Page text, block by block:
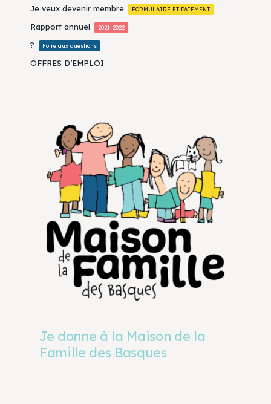
Je veux devenir membre
FORMULAIRE ET PAIEMENT
Rapport annuel 2021-2022
? Foire aux questions
OFFRES D’EMPLOI
Je donne à la Maison de la
Famille des Basques